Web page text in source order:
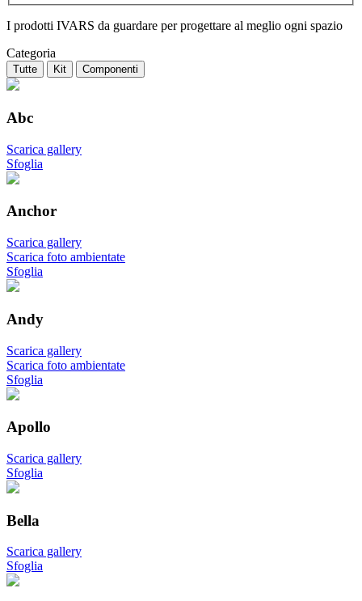
I prodotti IVARS da guardare per progettare al meglio ogni spazio
Categoria
Tutte Kit Componenti
Abc
Scarica gallery
Sfoglia
Anchor
Scarica gallery
Scarica foto ambientate
Sfoglia
Andy
Scarica gallery
Scarica foto ambientate
Sfoglia
Apollo
Scarica gallery
Sfoglia
Bella
Scarica gallery
Sfoglia